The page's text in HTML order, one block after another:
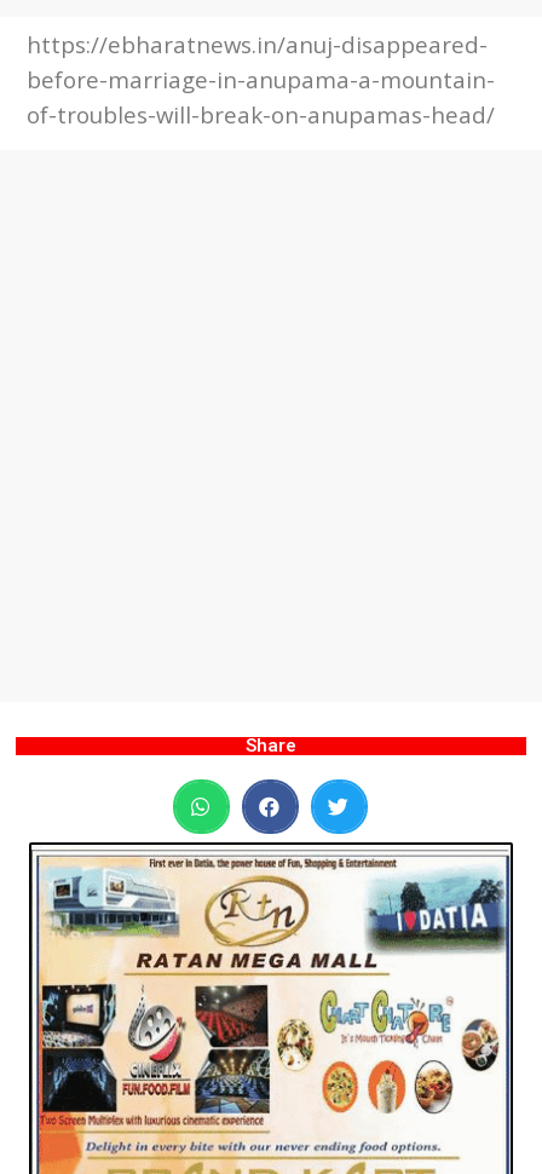
https://ebharatnews.in/anuj-disappeared-
before-marriage-in-anupama-a-mountain-
of-troubles-will-break-on-anupamas-head/
Share